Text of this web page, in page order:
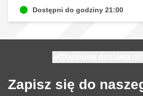
Dostępni do godziny 21:00
Zapisz się do